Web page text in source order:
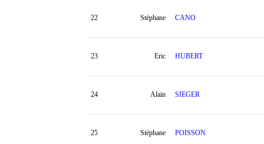
22 Stéphane CANO
23 Eric HUBERT
24 Alain SIEGER
25 Stéphane POISSON